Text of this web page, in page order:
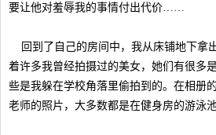
要让他对羞辱我的事情付出代价……
回到了自己的房间中，我从床铺地下拿
着许多我曾经拍摄过的美女，她们有很多
些是我躲在学校角落里偷拍到的。在相册
老师的照片，大多数都是在健身房的游泳池